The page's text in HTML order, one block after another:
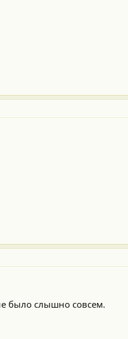
было слышно совсем.